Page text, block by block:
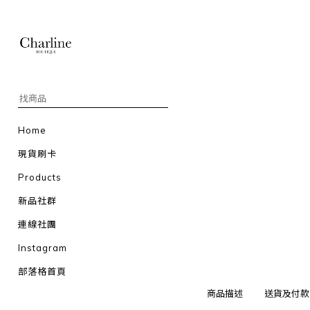
Home
現貨刷卡
Products
新品社群
連線社團
Instagram
部落格首頁
商品描述
送貨及付